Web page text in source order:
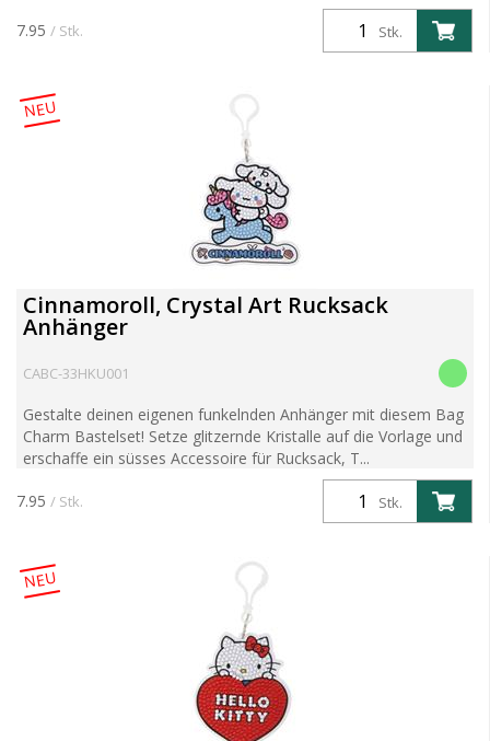
Stk.
7.95 / Stk.
NEU
Cinnamoroll, Crystal Art Rucksack
Anhänger
CABC-33HKU001
Gestalte deinen eigenen funkelnden Anhänger mit diesem Bag
Charm Bastelset! Setze glitzernde Kristalle auf die Vorlage und
erschaffe ein süsses Accessoire für Rucksack, T...
Stk.
7.95 / Stk.
NEU